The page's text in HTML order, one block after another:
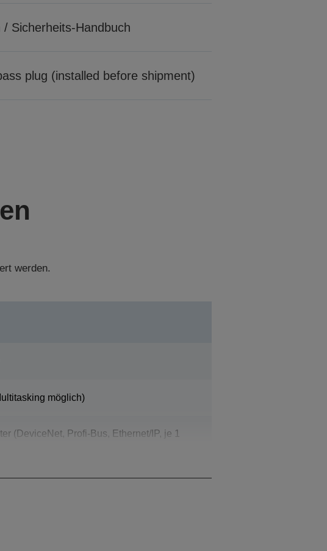
/ Sicherheits-Handbuch
plug (installed before shipment)
werden.
möglich)
(DeviceNet, Profi-Bus, Ethernet/IP, je 1